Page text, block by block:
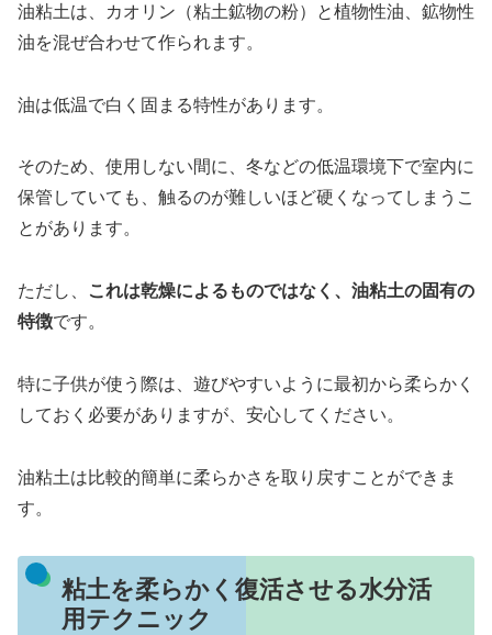
油粘土は、カオリン（粘土鉱物の粉）と植物性油、鉱物性
油を混ぜ合わせて作られます。
油は低温で白く固まる特性があります。
そのため、使用しない間に、冬などの低温環境下で室内に
保管していても、触るのが難しいほど硬くなってしまうこ
とがあります。
ただし、
これは乾燥によるものではなく、油粘土の固有の
特徴です。
特に子供が使う際は、遊びやすいように最初から柔らかく
しておく必要がありますが、安心してください。
油粘土は比較的簡単に柔らかさを取り戻すことができま
す。
粘土を柔らかく復活させる水分活
用テクニック